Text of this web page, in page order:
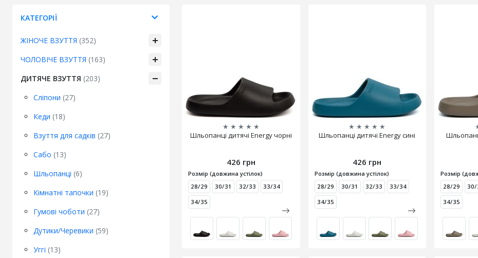
КАТЕГОРІЇ
ЖІНОЧЕ ВЗУТТЯ (352)
ЧОЛОВІЧЕ ВЗУТТЯ (163)
ДИТЯЧЕ ВЗУТТЯ (203)
Сліпони (27)
Кеди (18)
Взуття для садків (27)
Сабо (13)
Шльопанці (6)
Кімнатні тапочки (19)
Гумові чоботи (27)
Дутики/Черевики (59)
Уггі (13)
★ ★ ★ ★ ★
Шльопанці дитячі Energy чорні
426 грн
Розмір (довжина устілок)
28/29
30/31 32/33
33/34
34/35
★ ★ ★ ★ ★
Шльопанці дитячі Energy сині
426 грн
Розмір (довжина устілок)
28/29
30/31 32/33
33/34
34/35
Розмір
28/29
30/
34/35